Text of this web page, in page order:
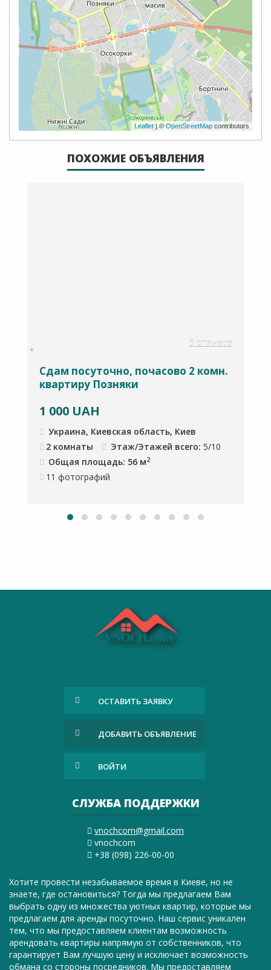
Leaflet | ©OpenStreetMap contributors
ПОХОЖИЕ ОБЪЯВЛЕНИЯ
5 отзывов
Сдам посуточно, почасово 2 комн.
квартиру Позняки
1 000 UAH
Украина, Киевская область, Киев
2 комнаты
Этаж/Этажей всего: 5/10
Общая площадь: 56 м2
11 фотографий
ОСТАВИТЬ ЗАЯВКУ
ДОБАВИТЬ ОБЪЯВЛЕНИЕ
ВОЙТИ
СЛУЖБА ПОДДЕРЖКИ
vnochcom@gmail.com
vnochcom
+38 (098) 226-00-00
Хотите провести незабываемое время в Киеве, но не
знаете, где остановиться? Тогда мы предлагаем Вам
выбрать одну из множества уютных квартир, которые мы
предлагаем для аренды посуточно. Наш сервис уникален
тем, что мы предоставляем клиентам возможность
арендовать квартиры напрямую от собственников, что
гарантирует Вам лучшую цену и исключает возможность
обмана со стороны посредников. Мы предоставляем